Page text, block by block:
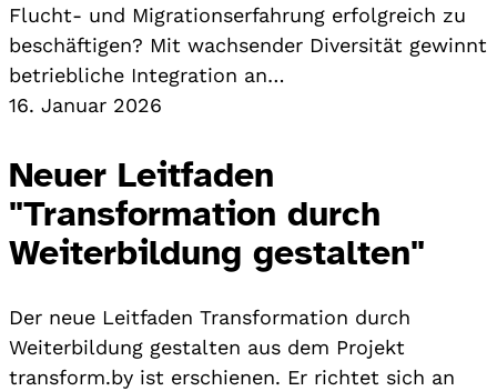
Flucht- und Migrationserfahrung erfolgreich zu
beschäftigen? Mit wachsender Diversität gewinnt
betriebliche Integration an…
16. Januar 2026
Neuer Leitfaden
"Transformation durch
Weiterbildung gestalten"
Der neue Leitfaden Transformation durch
Weiterbildung gestalten aus dem Projekt
transform.by ist erschienen. Er richtet sich an